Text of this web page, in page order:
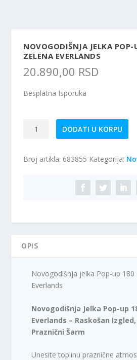
NOVOGODIŠNJA JELKA
ZELENA EVERLANDS
20.890,00 RSD
Besplatna Isporuka
Novogodišnja
up
DODATI U KORPU
Broj artikla: 683855 Kategorija:
OPIS
Novogodišnja jelka Pop-up 180
Everlands
Novogodišnja Jelka Pop-up
Everlands – Raskošan
Praznični Šarm
Unesite toplinu praznične